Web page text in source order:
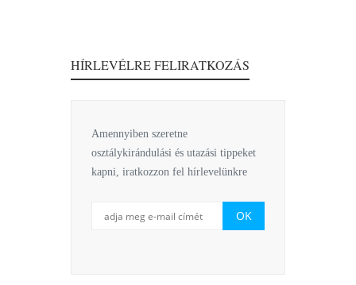
HÍRLEVÉLRE FELIRATKOZÁS
Amennyiben szeretne
osztálykirándulási és utazási tippeket
kapni, iratkozzon fel hírlevelünkre